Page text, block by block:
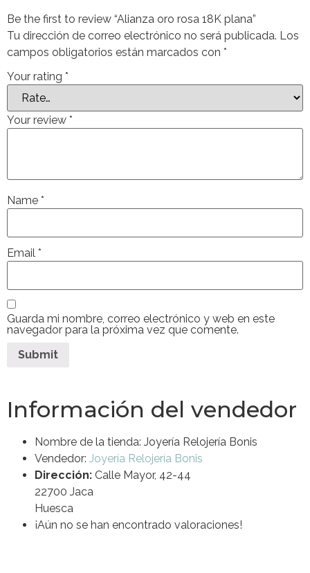
Be the first to review “Alianza oro rosa 18K plana”
Tu dirección de correo electrónico no será publicada. Los
campos obligatorios están marcados con *
Your rating *
Your review *
Name *
Email *
Guarda mi nombre, correo electrónico y web en este
navegador para la próxima vez que comente.
Información del vendedor
Nombre de la tienda: Joyería Relojería Bonis
Vendedor: Joyería Relojería Bonis
Dirección: Calle Mayor, 42-44
22700 Jaca
Huesca
¡Aún no se han encontrado valoraciones!